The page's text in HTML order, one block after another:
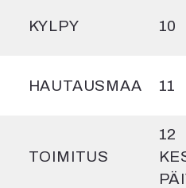
KYLPY 10
HAUTAUSMAA 11
TOIMITUS
12